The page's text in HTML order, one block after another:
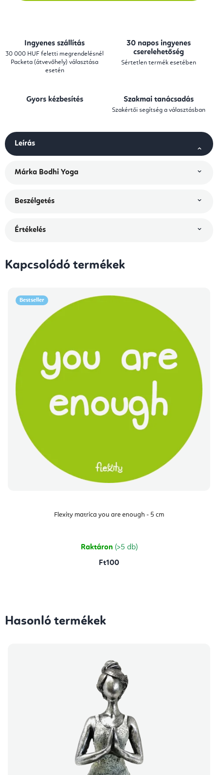
Ingyenes szállítás
30 000 HUF feletti megrendelésnél
Packeta (átvevőhely) választása
esetén
30 napos ingyenes
cserelehetőség
Sértetlen termék esetében
Gyors kézbesítés Szakmai tanácsadás
Szakértői segítség a választásban
Leírás
Márka Bodhi Yoga
Beszélgetés
Értékelés
Kapcsolódó termékek
Bestseller
Flexity matrica you are enough - 5 cm
Raktáron (>5 db)
Ft100
Hasonló termékek